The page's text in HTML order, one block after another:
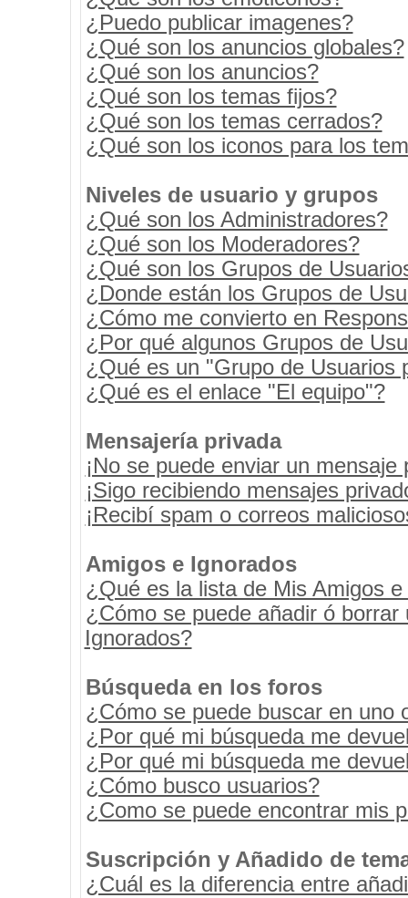
¿Puedo publicar imagenes?
¿Qué son los anuncios globales?
¿Qué son los anuncios?
¿Qué son los temas fijos?
¿Qué son los temas cerrados?
¿Qué son los iconos para los
Niveles de usuario y grupos
¿Qué son los Administradores?
¿Qué son los Moderadores?
¿Qué son los Grupos de
¿Donde están los Grupos de
¿Cómo me convierto en
¿Por qué algunos Grupos de
¿Qué es un "Grupo de Usuarios
¿Qué es el enlace "El equipo"?
Mensajería privada
¡No se puede enviar un mensaje
¡Sigo recibiendo mensajes
¡Recibí spam o correos
Amigos e Ignorados
¿Qué es la lista de Mis Amigos
¿Cómo se puede añadir ó
Ignorados?
Búsqueda en los foros
¿Cómo se puede buscar en uno
¿Por qué mi búsqueda me
¿Por qué mi búsqueda me
¿Cómo busco usuarios?
¿Como se puede encontrar mis
Suscripción y Añadido de
¿Cuál es la diferencia entre